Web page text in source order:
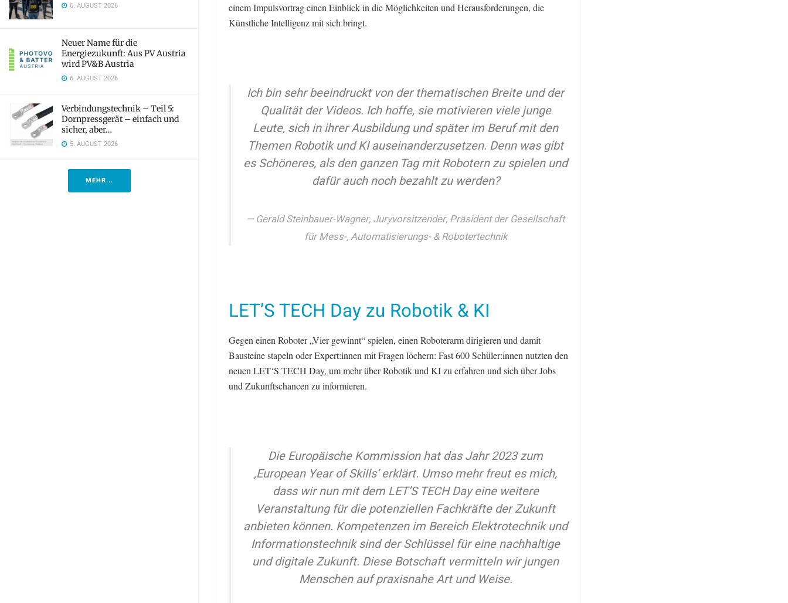
6. AUGUST 2026
Neuer Name für die
Energiezukunft: Aus PV Austria
wird PV&B Austria
6. AUGUST 2026
Verbindungstechnik – Teil 5:
Dornpressgerät – einfach und
sicher, aber…
5. AUGUST 2026
MEHR...
einem Impulsvortrag einen Einblick in die Möglichkeiten und Herausforderungen, die
Künstliche Intelligenz mit sich bringt.
Ich bin sehr beeindruckt von der thematischen Breite und der
Qualität der Videos. Ich hoffe, sie motivieren viele junge
Leute, sich in ihrer Ausbildung und später im Beruf mit den
Themen Robotik und KI auseinanderzusetzen. Denn was gibt
es Schöneres, als den ganzen Tag mit Robotern zu spielen und
dafür auch noch bezahlt zu werden?
Gerald Steinbauer-Wagner, Juryvorsitzender, Präsident der Gesellschaft
für Mess-, Automatisierungs- & Robotertechnik
LET’S TECH Day zu Robotik & KI
Gegen einen Roboter „Vier gewinnt“ spielen, einen Roboterarm dirigieren und damit
Bausteine stapeln oder Expert:innen mit Fragen löchern: Fast 600 Schüler:innen nutzten den
neuen LET‘S TECH Day, um mehr über Robotik und KI zu erfahren und sich über Jobs
und Zukunftschancen zu informieren.
Die Europäische Kommission hat das Jahr 2023 zum
‚European Year of Skills‘ erklärt. Umso mehr freut es mich,
dass wir nun mit dem LET’S TECH Day eine weitere
Veranstaltung für die potenziellen Fachkräfte der Zukunft
anbieten können. Kompetenzen im Bereich Elektrotechnik und
Informationstechnik sind der Schlüssel für eine nachhaltige
und digitale Zukunft. Diese Botschaft vermitteln wir jungen
Menschen auf praxisnahe Art und Weise.